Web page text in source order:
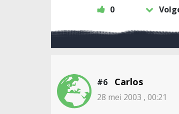
0
#6 Carlos
28 mei 2003 , 00:21